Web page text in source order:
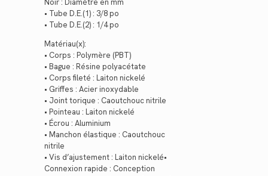
• Tube D.E.(1) : 3/8 po
• Tube D.E.(2) : 1/4 po
Matériau(x):
• Corps : Polymère (PBT)
• Bague : Résine polyacétate
• Corps fileté : Laiton nickelé
• Griffes : Acier inoxydable
• Joint torique : Caoutchouc nitrile
• Pointeau : Laiton nickelé
• Écrou : Aluminium
• Manchon élastique : Caoutchouc
nitrile
• Vis d’ajustement : Laiton nickelé•
Connexion rapide : Conception